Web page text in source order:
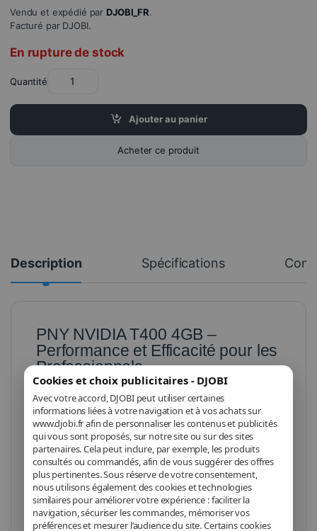
Cookies et choix publicitaires - DJOBI
Avec votre accord, DJOBI peut utiliser certaines
informations liées à votre navigation et à vos achats sur
www.djobi.fr afin de personnaliser les contenus et publicités
qui vous sont proposés, sur notre site ou sur des sites
partenaires. Cela peut inclure, par exemple, les produits
consultés ou commandés, afin de vous suggérer des offres
plus pertinentes. Sous réserve de votre consentement,
nous utilisons également des cookies et technologies
similaires pour améliorer votre expérience : faciliter la
navigation, sécuriser les commandes, mémoriser vos
préférences et mesurer l’audience du site. Certains cookies
Vendu et expédié parDJOBI_FR.
Facturé par DJOBI.
En rupture de stock
Quantité
Ajouter au panier
Acheter ce produit
Description Spécifications
PNY NVIDIA T400 4GB –
Performance et Efficacité pour les
Professionnels
LaPNY NVIDIA T400 4GBest une carte graphique
compacte et puissante, conçue pour les professionnels
ayant besoin d'une solution graphique fiable et
performante. Basée sur l’architecture NVIDIA Turing,
elle offre des performances optimisées pour les
applications professionnelles telles que la conception
graphique, la modélisation 3D et l'édition vidéo.